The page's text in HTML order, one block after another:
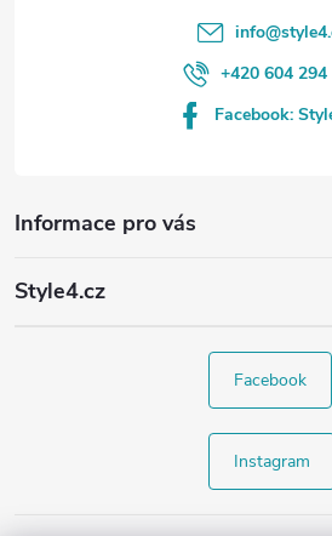
Informace pro vás
Style4.cz
info@
+420 604 294
Facebook:
Facebook
Instagram